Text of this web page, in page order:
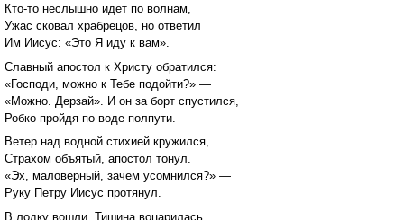
Кто-то неслышно идет по волнам,
Ужас сковал храбрецов, но ответил
Им Иисус: «Это Я иду к вам».
Славный апостол к Христу обратился:
«Господи, можно к Тебе подойти?» —
«Можно. Дерзай». И он за борт спустился,
Робко пройдя по воде полпути.
Ветер над водной стихией кружился,
Страхом объятый, апостол тонул.
«Эх, маловерный, зачем усомнился?» —
Руку Петру Иисус протянул.
В лодку вошли. Тишина воцарилась.